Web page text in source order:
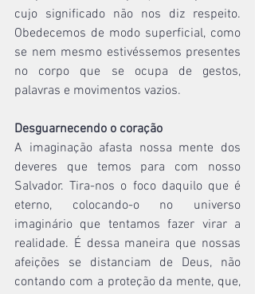
cujo significado não nos diz respeito.
Obedecemos de modo superficial, como
se nem mesmo estivéssemos presentes
no corpo que se ocupa de gestos,
palavras e movimentos vazios.
Desguarnecendo o coração
A imaginação afasta nossa mente dos
deveres que temos para com nosso
Salvador. Tira-nos o foco daquilo que é
eterno, colocando-o no universo
imaginário que tentamos fazer virar a
realidade. É dessa maneira que nossas
afeições se distanciam de Deus, não
contando com a proteção da mente, que,